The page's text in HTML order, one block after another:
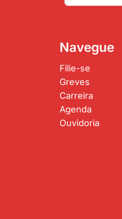
Navegue
Filie-se
Greves
Carreira
Agenda
Ouvidoria